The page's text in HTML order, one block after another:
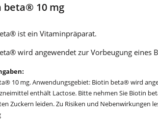
beta® 10 mg
ist ein Vitaminpräparat.
wird angewendet zur Vorbeugung eines
10 mg. Anwendungsgebiet: Biotin beta® wird
enthält Lactose. Bitte nehmen Sie Biotin
Zuckern leiden. Zu Risiken und Nebenwirkungen